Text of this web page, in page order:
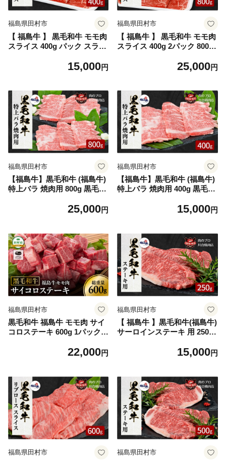
福島県田村市
【 福島牛 】 黒毛和牛 モモ肉
スライス 400g パック スライ
すき焼き ステーキ しゃぶし
キング おすすめ グルメ 福島
福島県 ふくしま 田村 田村市
たむら 川合精肉店
15,000円
福島県田村市
【 福島牛 】 黒毛和牛 モモ肉
スライス 400g 2パック 800g
保存 肉 牛肉 もも肉 すき焼き
プレゼント 人気 ランキング
おすすめ グルメ 福島 福島県
ふくしま 田村 田村市 たむら
川合精肉店
25,000円
福島県田村市
【福島牛】黒毛和牛 (福島牛)
特上バラ 焼肉用 800g 黒毛和
すき焼き ステーキ しゃぶし
熨斗 のし 牛 豚 鶏 羊 福島県
田村市 川合精肉店
25,000円
福島県田村市
【福島牛】黒毛和牛 (福島牛)
特上バラ 焼肉用 400g 黒毛和
すき焼き ステーキ しゃぶし
熨斗 のし 牛 豚 鶏 羊 福島県
田村市 川合精肉店
15,000円
福島県田村市
黒毛和牛 福島牛 モモ肉 サイ
コロステーキ 600g 1パック
ステーキ バーベキュー BBQ
川合精肉店
22,000円
福島県田村市
【 福島牛 】黒毛和牛(福島牛)
サーロインステーキ 用 250g
イン 肉 焼肉 すき焼き ステー
答 プレゼント 熨斗 のし 牛
豚 鶏 羊 福島県 田村市 川合
精肉店
15,000円
福島県田村市 福島県田村市